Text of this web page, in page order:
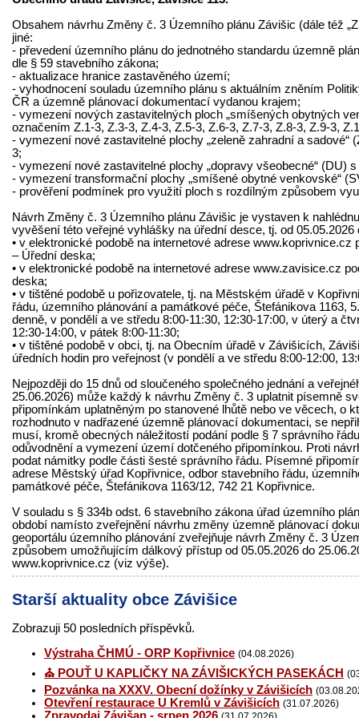
Obsahem návrhu Změny č. 3 Územního plánu Závišic (dále též
jiné:
- převedení územního plánu do jednotného standardu územně
dle § 59 stavebního zákona;
- aktualizace hranice zastavěného území;
- vyhodnocení souladu územního plánu s aktuálním zněním
ČR a územně plánovací dokumentací vydanou krajem;
- vymezení nových zastavitelných ploch „smíšených obytných
označením Z.1-3, Z.3-3, Z.4-3, Z.5-3, Z.6-3, Z.7-3, Z.8-3, Z.9-3,
- vymezení nové zastavitelné plochy „zeleně zahradní a sadové“
3;
- vymezení nové zastavitelné plochy „dopravy všeobecné“ (DU)
- vymezení transformační plochy „smíšené obytné venkovské“
- prověření podmínek pro využití ploch s rozdílným způsobem
Návrh Změny č. 3 Územního plánu Závišic je vystaven k
vyvěšení této veřejné vyhlášky na úřední desce, tj. od 05.05.2026
• v elektronické podobě na internetové adrese www.koprivnice.cz
– Úřední deska;
• v elektronické podobě na internetové adrese www.zavisice.cz
deska;
• v tištěné podobě u pořizovatele, tj. na Městském úřadě v
řádu, územního plánování a památkové péče, Štefánikova 1163,
denně, v pondělí a ve středu 8:00-11:30, 12:30-17:00, v úterý a
12:30-14:00, v pátek 8:00-11:30;
• v tištěné podobě v obci, tj. na Obecním úřadě v Závišicích,
úředních hodin pro veřejnost (v pondělí a ve středu 8:00-12:00,
Nejpozději do 15 dnů od sloučeného společného jednání a
25.06.2026) může každý k návrhu Změny č. 3 uplatnit písemně
připomínkám uplatněným po stanovené lhůtě nebo ve věcech, o
rozhodnuto v nadřazené územně plánovací dokumentaci, se
musí, kromě obecných náležitostí podání podle § 7 správního
odůvodnění a vymezení území dotčeného připomínkou. Proti
podat námitky podle části šesté správního řádu. Písemné
adrese Městský úřad Kopřivnice, odbor stavebního řádu,
památkové péče, Štefánikova 1163/12, 742 21 Kopřivnice.
V souladu s § 334b odst. 6 stavebního zákona úřad územního
období namísto zveřejnění návrhu změny územně plánovací
geoportálu územního plánování zveřejňuje návrh Změny č. 3
způsobem umožňujícím dálkový přístup od 05.05.2026 do
www.koprivnice.cz (viz výše).
Starší aktuality obce Závišice
Zobrazuji 50 posledních příspěvků.
Výstraha ČHMÚ - ORP Kopřivnice (04.08.2026)
⛪ POUŤ U KAPLIČKY NA ZÁVIŠICKÝCH PASEKÁCH
Pozvánka na XXXV. Obecní dožínky v Závišicích
Otevření restaurace U Kremlů v Závišicích (31.07.2026)
Zpravodaj Závišan - srpen 2026